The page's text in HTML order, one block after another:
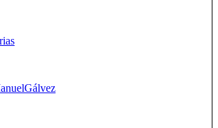
Gálvez